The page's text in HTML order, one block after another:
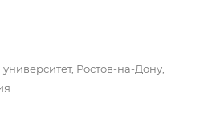
Ростов-на-Дону,